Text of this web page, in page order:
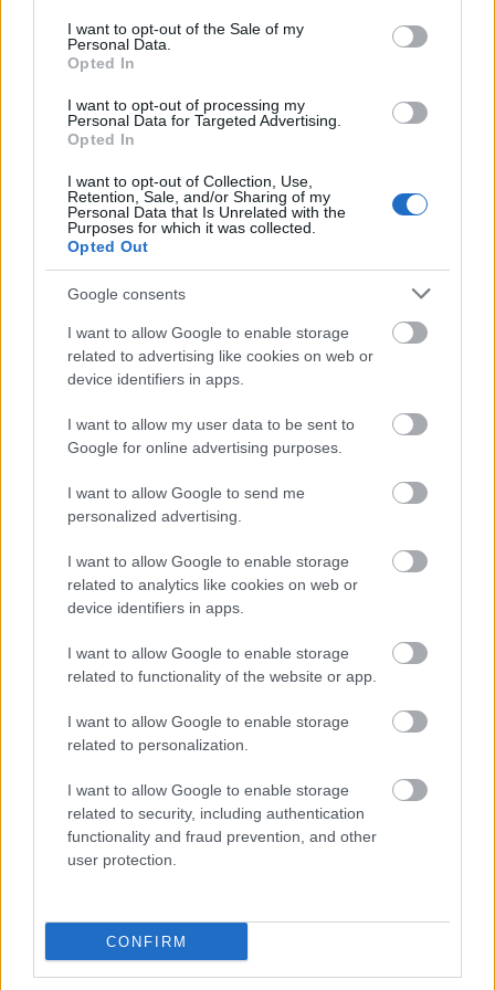
consent section.
I want to opt-out of the Sale of my
Personal Data.
Opted In
I want to opt-out of processing my
Personal Data for Targeted Advertising.
Opted In
I want to opt-out of Collection, Use,
Retention, Sale, and/or Sharing of my
Personal Data that Is Unrelated with the
Purposes for which it was collected.
Opted Out
Google consents
I want to allow Google to enable storage
related to advertising like cookies on web or
device identifiers in apps.
I want to allow my user data to be sent to
Google for online advertising purposes.
I want to allow Google to send me
personalized advertising.
I want to allow Google to enable storage
related to analytics like cookies on web or
device identifiers in apps.
I want to allow Google to enable storage
related to functionality of the website or app.
I want to allow Google to enable storage
related to personalization.
I want to allow Google to enable storage
related to security, including authentication
functionality and fraud prevention, and other
user protection.
CONFIRM
Két neccbe (alul)öltözött zenésztársa a
basszusgitárosJanine Gezangés – a Kat Von D-
turné miatt hiányzó állandó szintis
Chris Cornerrel közös három vokálos részek. A
turnédobosJon Siren, aki az utóbbi években aFront
Line Assemblytől aPop Will Eat Itselfig rengeteg
indusztriális-elektronikus produkcióban működött
tempó, a folyamatos lüktető dob-basszus miatt egy
percre sem ül le a koncert. A színpadról csak úgy
hedonizmus – várom, mikor jön be valaki lefóliázni a
zenekart, aztán rájövök, hogy Bécsben vagyok.
vagyunk, és a koncert utánra szexet javasol, de
egyébként ritkán beszél – nincs is rá szükség. A
ráadás körül lekerül a nyúlmaszk, és még egyszer